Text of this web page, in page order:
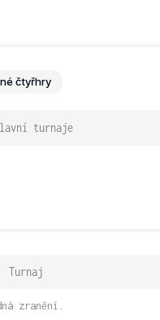
čtyřhry
turnaje
Turnaj
zranění.